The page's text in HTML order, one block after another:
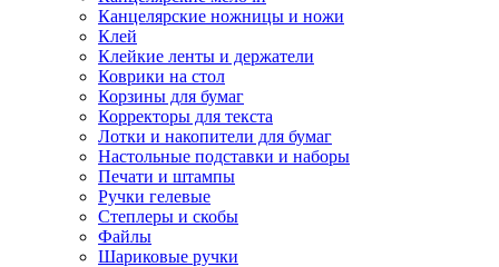
Канцелярские ножницы и ножи
Клей
Клейкие ленты и держатели
Коврики на стол
Корзины для бумаг
Корректоры для текста
Лотки и накопители для бумаг
Настольные подставки и наборы
Печати и штампы
Ручки гелевые
Степлеры и скобы
Файлы
Шариковые ручки